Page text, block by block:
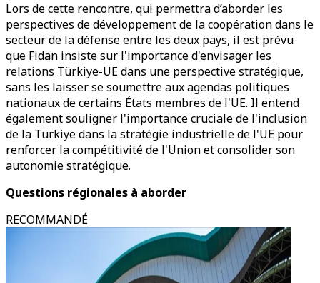
Lors de cette rencontre, qui permettra d’aborder les
perspectives de développement de la coopération dans le
secteur de la défense entre les deux pays, il est prévu
que Fidan insiste sur l'importance d'envisager les
relations Türkiye-UE dans une perspective stratégique,
sans les laisser se soumettre aux agendas politiques
nationaux de certains États membres de l'UE. Il entend
également souligner l'importance cruciale de l'inclusion
de la Türkiye dans la stratégie industrielle de l'UE pour
renforcer la compétitivité de l'Union et consolider son
autonomie stratégique.
Questions régionales à aborder
RECOMMANDÉ